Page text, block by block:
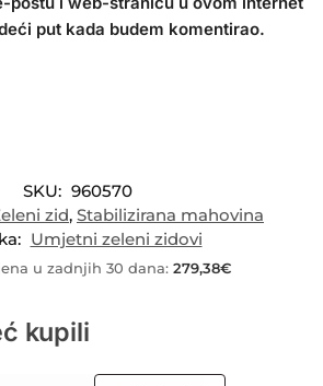
put kada budem komentirao.
SKU: 960570
zid, Stabilizirana mahovina
Umjetni zeleni zidovi
u zadnjih 30 dana: 279,38€
kupili